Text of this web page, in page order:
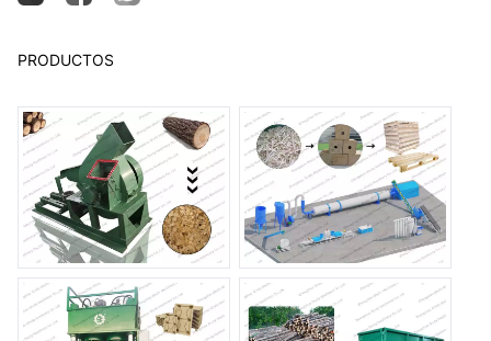
PRODUCTOS